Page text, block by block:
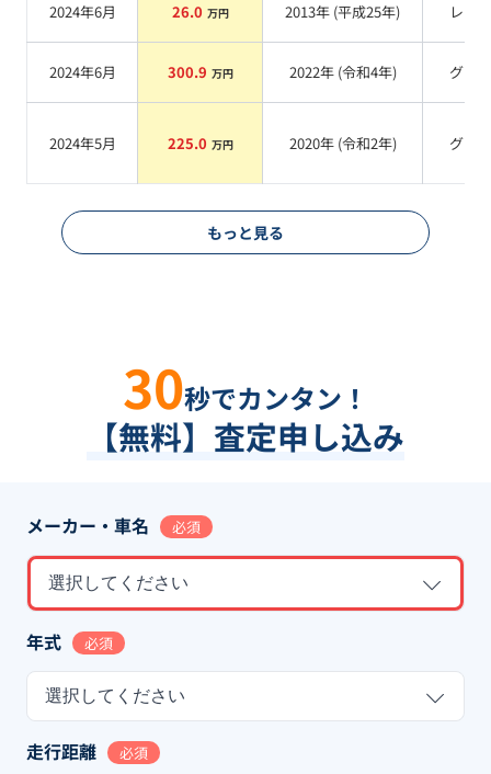
2024年6月 26.0 万円 2013年 (平成25年) レッド
2024年6月 300.9 万円 2022年 (令和4年) グレー
2024年5月 225.0 万円 2020年 (令和2年) グレー
もっと見る
30秒でカンタン！
【無料】査定申し込み
メーカー・車名 必須
選択してください
年式 必須
選択してください
走行距離 必須